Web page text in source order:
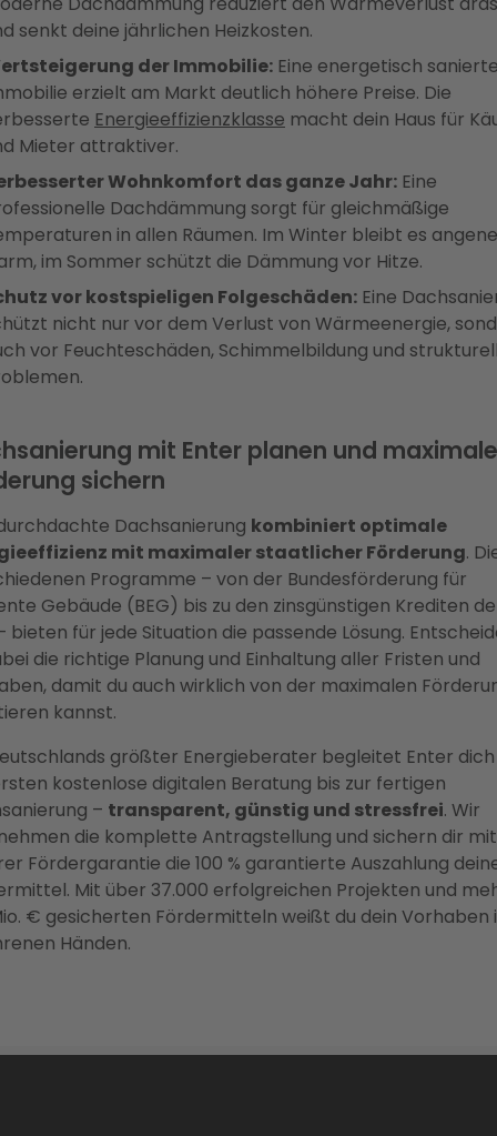
senkt deine jährlichen Heizkosten.
der Immobilie: Eine energetisch
erzielt am Markt deutlich höhere Preise. Die
Energieeffizienzklasse macht dein Haus für
Mieter attraktiver.
Wohnkomfort das ganze Jahr: Eine
Dachdämmung sorgt für gleichmäßige
in allen Räumen. Im Winter bleibt es
im Sommer schützt die Dämmung vor Hitze.
vor kostspieligen Folgeschäden: Eine
nicht nur vor dem Verlust von Wärmeenergie,
vor Feuchteschäden, Schimmelbildung und
mit Enter planen und maximale
sichern
Dachsanierung kombiniert optimale
mit maximaler staatlicher Förderung.
Programme – von der Bundesförderung für
Gebäude (BEG) bis zu den zinsgünstigen Krediten
bieten für jede Situation die passende Lösung.
die richtige Planung und Einhaltung aller Fristen und
damit du auch wirklich von der maximalen
kannst.
größter Energieberater begleitet Enter
kostenlose digitalen Beratung bis zur fertigen
– transparent, günstig und stressfrei. Wir
die komplette Antragstellung und sichern dir mit
Fördergarantie die 100 % garantierte Auszahlung
Mit über 37.000 erfolgreichen Projekten und
€ gesicherten Fördermitteln weißt du dein Vorhaben
Händen.